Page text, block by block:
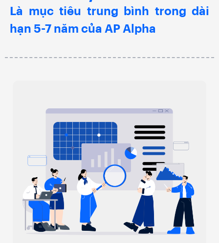
Là mục tiêu trung bình trong dài
hạn 5-7 năm của AP Alpha